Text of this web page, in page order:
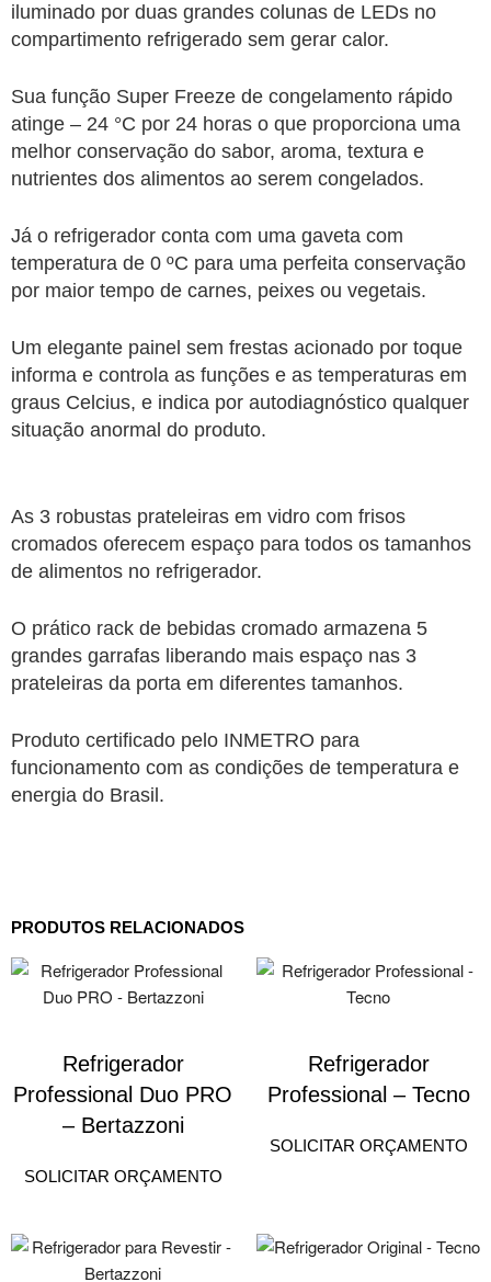
iluminado por duas grandes colunas de LEDs no
compartimento refrigerado sem gerar calor.
Sua função Super Freeze de congelamento rápido
atinge – 24 °C por 24 horas o que proporciona uma
melhor conservação do sabor, aroma, textura e
nutrientes dos alimentos ao serem congelados.
Já o refrigerador conta com uma gaveta com
temperatura de 0 ºC para uma perfeita conservação
por maior tempo de carnes, peixes ou vegetais.
Um elegante painel sem frestas acionado por toque
informa e controla as funções e as temperaturas em
graus Celcius, e indica por autodiagnóstico qualquer
situação anormal do produto.
As 3 robustas prateleiras em vidro com frisos
cromados oferecem espaço para todos os tamanhos
de alimentos no refrigerador.
O prático rack de bebidas cromado armazena 5
grandes garrafas liberando mais espaço nas 3
prateleiras da porta em diferentes tamanhos.
Produto certificado pelo INMETRO para
funcionamento com as condições de temperatura e
energia do Brasil.
PRODUTOS RELACIONADOS
Refrigerador
Professional Duo PRO
– Bertazzoni
SOLICITAR ORÇAMENTO
Refrigerador
Professional – Tecno
SOLICITAR ORÇAMENTO